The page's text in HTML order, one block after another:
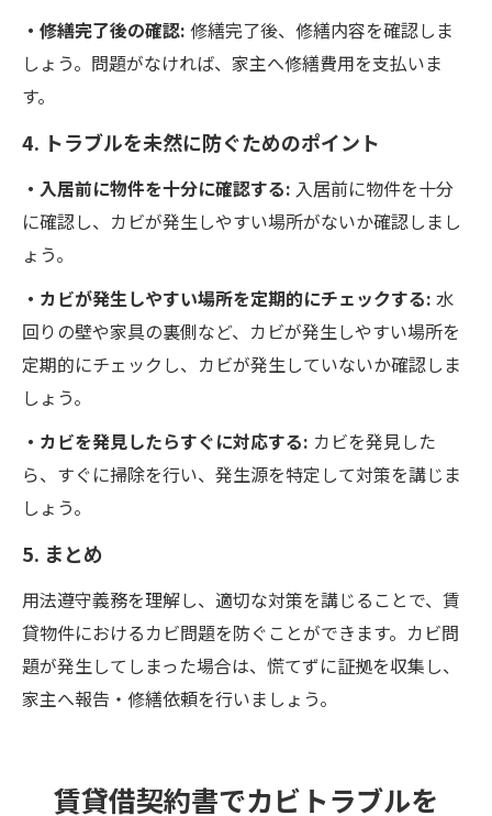
・修繕完了後の確認: 修繕完了後、修繕内容を確認しま
しょう。問題がなければ、家主へ修繕費用を支払いま
す。
4. トラブルを未然に防ぐためのポイント
・入居前に物件を十分に確認する: 入居前に物件を十分
に確認し、カビが発生しやすい場所がないか確認しまし
ょう。
・カビが発生しやすい場所を定期的にチェックする: 水
回りの壁や家具の裏側など、カビが発生しやすい場所を
定期的にチェックし、カビが発生していないか確認しま
しょう。
・カビを発見したらすぐに対応する: カビを発見した
ら、すぐに掃除を行い、発生源を特定して対策を講じま
しょう。
5. まとめ
用法遵守義務を理解し、適切な対策を講じることで、賃
貸物件におけるカビ問題を防ぐことができます。カビ問
題が発生してしまった場合は、慌てずに証拠を収集し、
家主へ報告・修繕依頼を行いましょう。
賃貸借契約書でカビトラブルを